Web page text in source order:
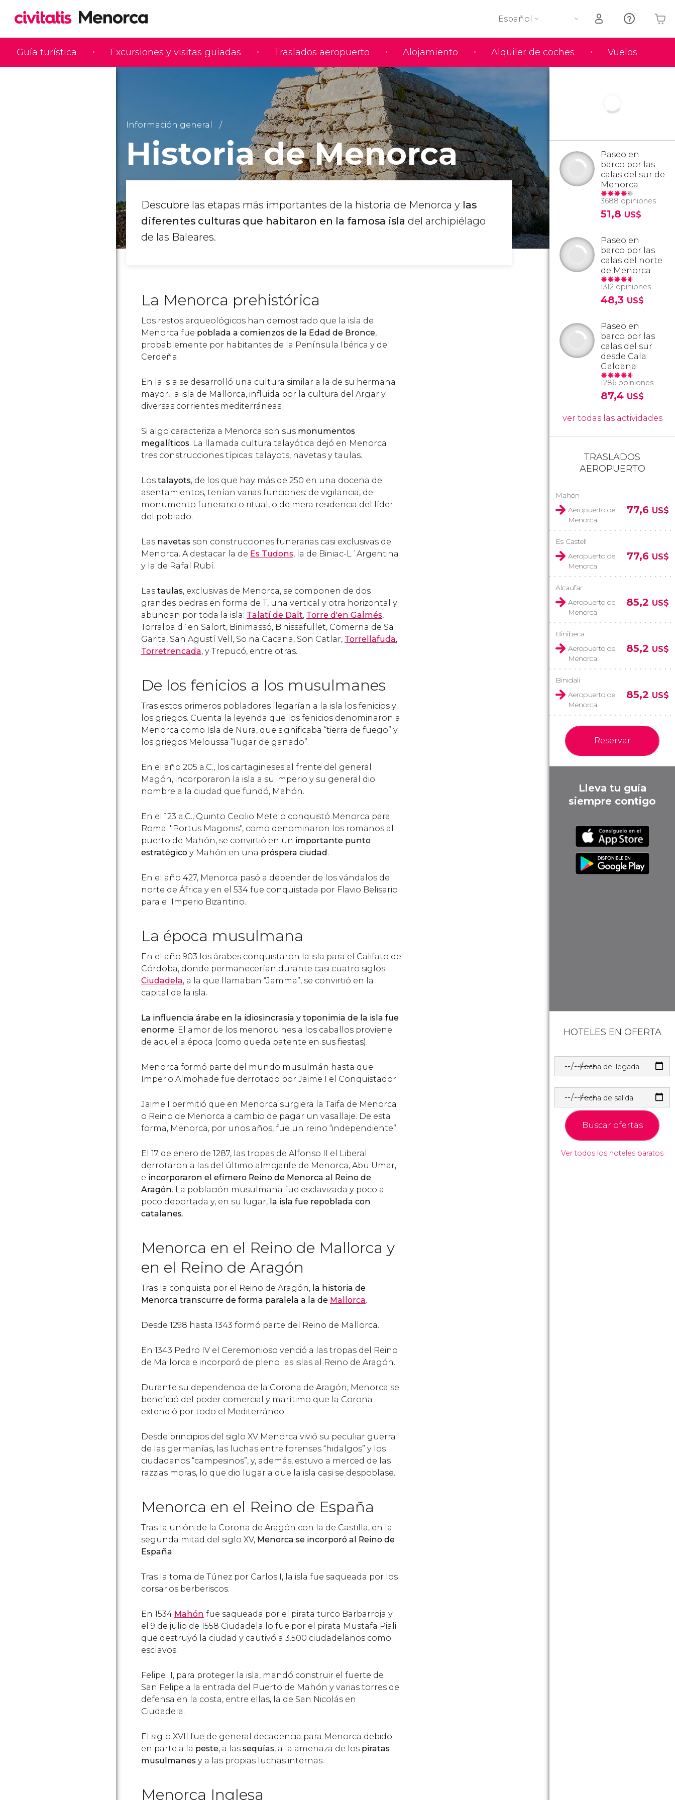
Guía turística Excursiones y visitas guiadas Traslados aeropuerto Alojamiento Alquiler de coches Vuelos
Español
Tu carrito está vacío
Información general
Historia de Menorca
Descubre las etapas más importantes de la historia de Menorca y las
diferentes culturas que habitaron en la famosa isla del archipiélago
de las Baleares.
La Menorca prehistórica
Los restos arqueológicos han demostrado que la isla de
Menorca fue poblada a comienzos de la Edad de Bronce,
probablemente por habitantes de la Península Ibérica y de
Cerdeña.
En la isla se desarrolló una cultura similar a la de su hermana
mayor, la isla de Mallorca, influida por la cultura del Argar y
diversas corrientes mediterráneas.
Si algo caracteriza a Menorca son sus monumentos
megalíticos. La llamada cultura talayótica dejó en Menorca
tres construcciones típicas: talayots, navetas y taulas.
Los talayots, de los que hay más de 250 en una docena de
asentamientos, tenían varias funciones: de vigilancia, de
monumento funerario o ritual, o de mera residencia del líder
del poblado.
Las navetas son construcciones funerarias casi exclusivas de
Menorca. A destacar la de Es Tudons, la de Biniac-L´Argentina
y la de Rafal Rubí.
Las taulas, exclusivas de Menorca, se componen de dos
grandes piedras en forma de T, una vertical y otra horizontal y
abundan por toda la isla: Talatí de Dalt, Torre d'en Galmés,
Torralba d´en Salort, Binimassó, Binissafullet, Comerna de Sa
Garita, San Agustí Vell, So na Cacana, Son Catlar, Torrellafuda,
Torretrencada, y Trepucó, entre otras.
De los fenicios a los musulmanes
Tras estos primeros pobladores llegarían a la isla los fenicios y
los griegos. Cuenta la leyenda que los fenicios denominaron a
Menorca como Isla de Nura, que significaba “tierra de fuego” y
los griegos Meloussa “lugar de ganado”.
En el año 205 a.C., los cartagineses al frente del general
Magón, incorporaron la isla a su imperio y su general dio
nombre a la ciudad que fundó, Mahón.
En el 123 a.C., Quinto Cecilio Metelo conquistó Menorca para
Roma. "Portus Magonis", como denominaron los romanos al
puerto de Mahón, se convirtió en un importante punto
estratégico y Mahón en una próspera ciudad.
En el año 427, Menorca pasó a depender de los vándalos del
norte de África y en el 534 fue conquistada por Flavio Belisario
para el Imperio Bizantino.
La época musulmana
En el año 903 los árabes conquistaron la isla para el Califato de
Córdoba, donde permanecerían durante casi cuatro siglos.
Ciudadela, a la que llamaban “Jamma”, se convirtió en la
capital de la isla.
La influencia árabe en la idiosincrasia y toponimia de la isla fue
enorme. El amor de los menorquines a los caballos proviene
de aquella época (como queda patente en sus fiestas).
Menorca formó parte del mundo musulmán hasta que
Imperio Almohade fue derrotado por Jaime I el Conquistador.
Jaime I permitió que en Menorca surgiera la Taifa de Menorca
o Reino de Menorca a cambio de pagar un vasallaje. De esta
forma, Menorca, por unos años, fue un reino “independiente”.
El 17 de enero de 1287, las tropas de Alfonso II el Liberal
derrotaron a las del último almojarife de Menorca, Abu Umar,
e incorporaron el efímero Reino de Menorca al Reino de
Aragón. La población musulmana fue esclavizada y poco a
poco deportada y, en su lugar, la isla fue repoblada con
catalanes.
Menorca en el Reino de Mallorca y
en el Reino de Aragón
Tras la conquista por el Reino de Aragón, la historia de
Menorca transcurre de forma paralela a la de Mallorca.
Desde 1298 hasta 1343 formó parte del Reino de Mallorca.
En 1343 Pedro IV el Ceremonioso venció a las tropas del Reino
de Mallorca e incorporó de pleno las islas al Reino de Aragón.
Durante su dependencia de la Corona de Aragón, Menorca se
benefició del poder comercial y marítimo que la Corona
extendió por todo el Mediterráneo.
Desde principios del siglo XV Menorca vivió su peculiar guerra
de las germanías, las luchas entre forenses “hidalgos” y los
ciudadanos “campesinos”, y, además, estuvo a merced de las
razzias moras, lo que dio lugar a que la isla casi se despoblase.
Menorca en el Reino de España
Tras la unión de la Corona de Aragón con la de Castilla, en la
segunda mitad del siglo XV, Menorca se incorporó al Reino de
España.
Tras la toma de Túnez por Carlos I, la isla fue saqueada por los
corsarios berberiscos.
En 1534 Mahón fue saqueada por el pirata turco Barbarroja y
el 9 de julio de 1558 Ciudadela lo fue por el pirata Mustafa Piali
que destruyó la ciudad y cautivó a 3.500 ciudadelanos como
esclavos.
Felipe II, para proteger la isla, mandó construir el fuerte de
San Felipe a la entrada del Puerto de Mahón y varias torres de
defensa en la costa, entre ellas, la de San Nicolás en
Ciudadela.
El siglo XVII fue de general decadencia para Menorca debido
en parte a la peste, a las sequías, a la amenaza de los piratas
musulmanes y a las propias luchas internas.
Menorca Inglesa
Paseo en
barco por las
calas del sur de
Menorca
3688 opiniones
51,8 US$
Paseo en
barco por las
calas del norte
de Menorca
1312 opiniones
48,3 US$
Paseo en
barco por las
calas del sur
desde Cala
Galdana
1286 opiniones
87,4 US$
ver todas las actividades
TRASLADOS
AEROPUERTO
Mahón
Aeropuerto de
Menorca
77,6 US$
Es Castell
Aeropuerto de
Menorca
77,6 US$
Alcaufar
Aeropuerto de
Menorca
85,2 US$
Binibeca
Aeropuerto de
Menorca
85,2 US$
Binidali
Aeropuerto de
Menorca
85,2 US$
Reservar
Lleva tu guía
siempre contigo
HOTELES EN OFERTA
Fecha de llegada
Fecha de salida
Buscar ofertas
Ver todos los hoteles baratos